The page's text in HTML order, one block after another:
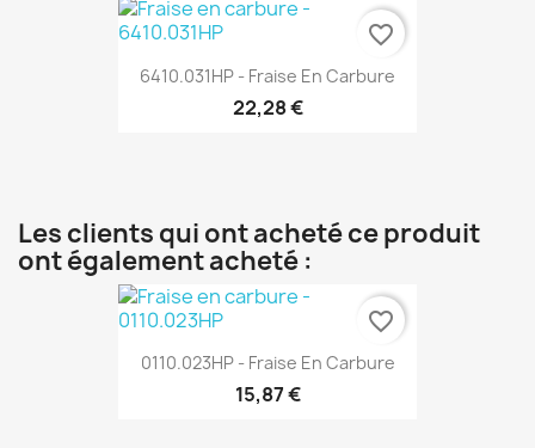
6410.031HP - Fraise En Carbure
22,28 €
favorite_border
Les clients qui ont acheté ce produit
ont également acheté :
0110.023HP - Fraise En Carbure
15,87 €
favorite_border